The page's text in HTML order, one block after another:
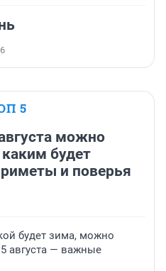
5
можно
будет
и поверья
будет зима, можно
августа — важные